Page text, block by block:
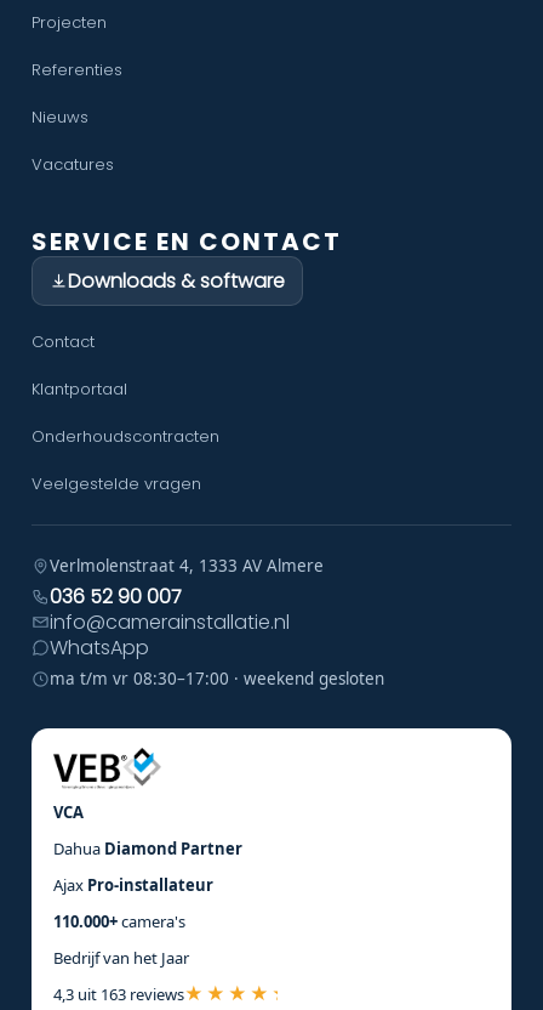
Projecten
Referenties
Nieuws
Vacatures
SERVICE EN CONTACT
Downloads & software
Contact
Klantportaal
Onderhoudscontracten
Veelgestelde vragen
Verlmolenstraat 4, 1333 AV Almere
036 52 90 007
info@camerainstallatie.nl
WhatsApp
ma t/m vr 08:30–17:00 · weekend gesloten
VCA
Dahua Diamond Partner
Ajax Pro-installateur
110.000+camera's
Bedrijf van het Jaar
4,3 uit 163 reviews